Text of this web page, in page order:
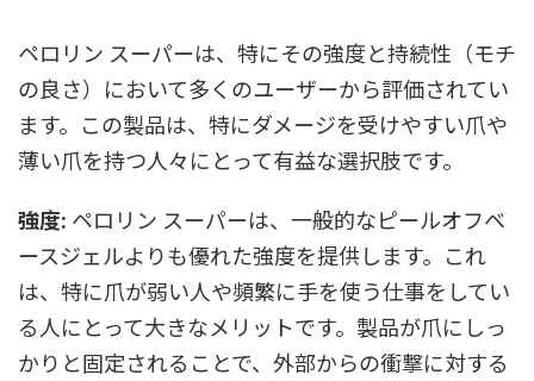
ペロリン スーパーは、特にその強度と持続性（モチ
の良さ）において多くのユーザーから評価されてい
ます。この製品は、特にダメージを受けやすい爪や
薄い爪を持つ人々にとって有益な選択肢です。
強度: ペロリン スーパーは、一般的なピールオフベ
ースジェルよりも優れた強度を提供します。これ
は、特に爪が弱い人や頻繁に手を使う仕事をしてい
る人にとって大きなメリットです。製品が爪にしっ
かりと固定されることで、外部からの衝撃に対する